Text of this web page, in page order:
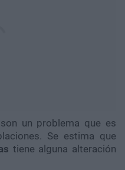
son un problema que es
Se estima que
tiene alguna alteración